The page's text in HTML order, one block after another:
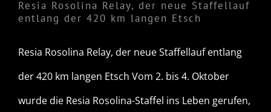
Resia Rosolina Relay, der neue Staffellauf
entlang der 420 km langen Etsch
Resia Rosolina Relay, der neue Staffellauf entlang
der 420 km langen Etsch Vom 2. bis 4. Oktober
wurde die Resia Rosolina-Staffel ins Leben gerufen,